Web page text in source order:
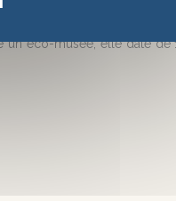
nord-ouest du village : le
éco-musée, elle date de